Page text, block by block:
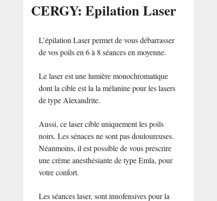
CERGY: Epilation Laser
L’épilation Laser permet de vous débarrasser
de vos poils en 6 à 8 séances en moyenne.
Le laser est une lumière monochromatique
dont la cible est la la mélanine pour les lasers
de type Alexandrite.
Aussi, ce laser cible uniquement les poils
noirs. Les sénaces ne sont pas douloureuses.
Néanmoins, il est possible de vous prescrire
une crème anesthésiante de type Emla, pour
votre confort.
Les séances laser, sont innofensives pour la